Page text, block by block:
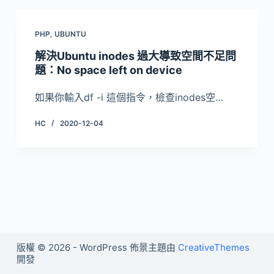
PHP, UBUNTU
解決Ubuntu inodes 過大導致空間不足問
題：No space left on device
如果你輸入df -i 這個指令，檢查inodes空…
HC 2020-12-04
版權 © 2026 - WordPress 佈景主題由 CreativeThemes
開發